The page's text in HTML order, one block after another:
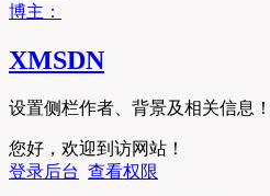
博主：
XMSDN
设置侧栏作者、背景及相关信息！
您好，欢迎到访网站！
登录后台 查看权限